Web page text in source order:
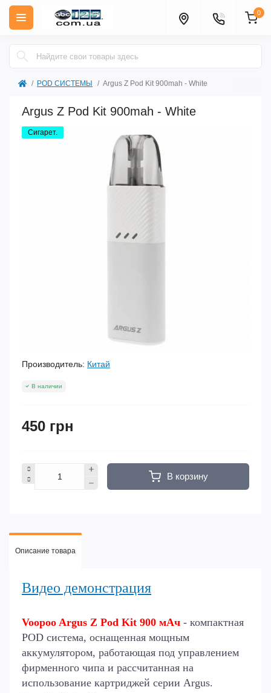
0
POD СИСТЕМЫ Argus Z Pod Kit 900mah - White
Argus Z Pod Kit 900mah - White
Сигарет.
Производитель: Китай
В наличии
450 грн
В корзину
Описание товара
Видео демонстрация
Voopoo Argus Z Pod Kit 900 мАч - компактная
POD система, оснащенная мощным
аккумулятором, работающая под управлением
фирменного чипа и рассчитанная на
использование картриджей серии Argus.